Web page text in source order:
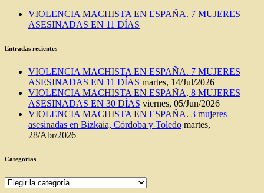
VIOLENCIA MACHISTA EN ESPAÑA. 7 MUJERES
ASESINADAS EN 11 DÍAS
Entradas recientes
VIOLENCIA MACHISTA EN ESPAÑA. 7 MUJERES
ASESINADAS EN 11 DÍAS martes, 14/Jul/2026
VIOLENCIA MACHISTA EN ESPAÑA, 8 MUJERES
ASESINADAS EN 30 DÍAS viernes, 05/Jun/2026
VIOLENCIA MACHISTA EN ESPAÑA. 3 mujeres
asesinadas en Bizkaia, Córdoba y Toledo martes,
28/Abr/2026
Categorías
Categorías